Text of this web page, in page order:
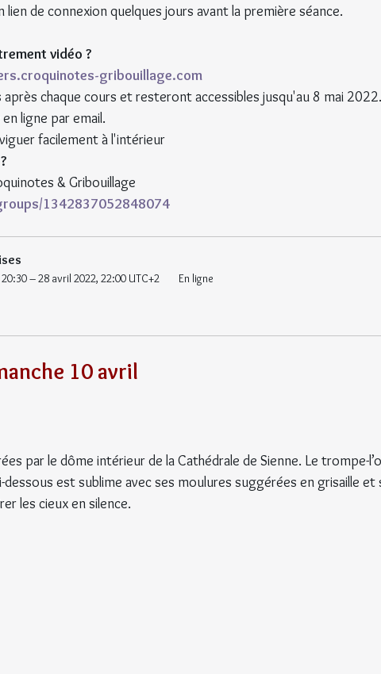
de connexion quelques jours avant la première séance.
vidéo ?
gribouillage.com
chaque cours et resteront accessibles jusqu'au 8 mai
ligne par email.
facilement à l'intérieur
& Gribouillage
1342837052848074
– 28 avril 2022, 22:00 UTC+2
En ligne
10 avril
par le dôme intérieur de la Cathédrale de Sienne. Le trompe-
est sublime avec ses moulures suggérées en grisaille
les cieux en silence.